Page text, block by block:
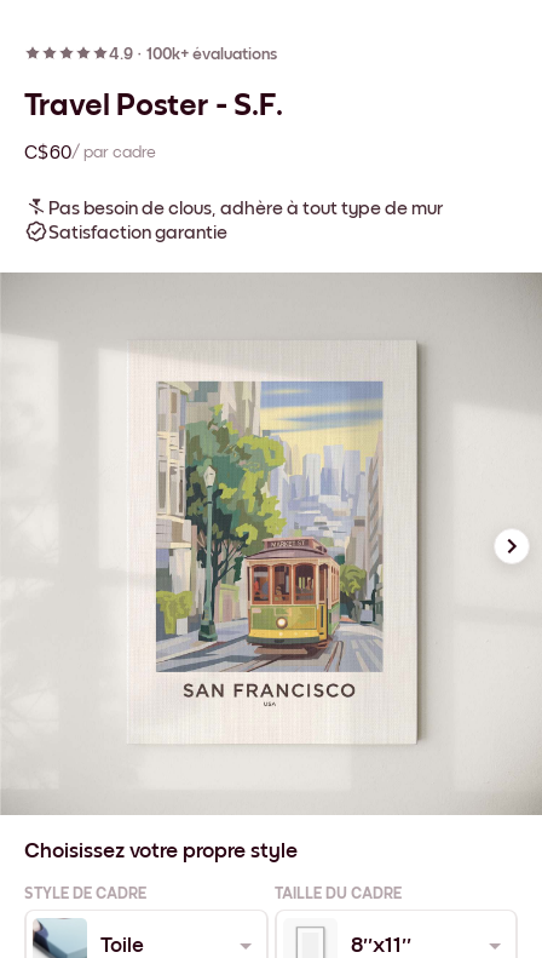
4.9 · 100k+ évaluations
Travel Poster - S.F.
C$60/ par cadre
Pas besoin de clous, adhère à tout type de mur
Satisfaction garantie
Choisissez votre propre style
STYLE DE CADRE TAILLE DU CADRE
Toile 8''x11''